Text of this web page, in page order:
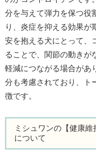
分を与えて弾力を保つ役
り、炎症を抑える効果が
安を抱える犬にとって、
ることで、関節の動きが
軽減につながる場合があ
分も考慮されており、ト
徴です。
ミシュワンの【健康
について